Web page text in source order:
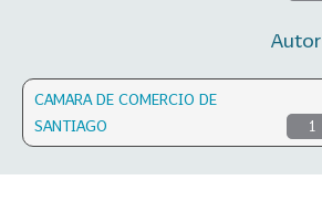
Autor
CAMARA DE COMERCIO DE
SANTIAGO
1